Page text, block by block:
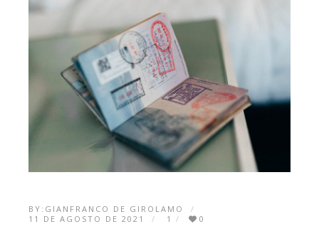
BY: GIANFRANCO DE GIROLAMO
11 DE AGOSTO DE 2021
1 0